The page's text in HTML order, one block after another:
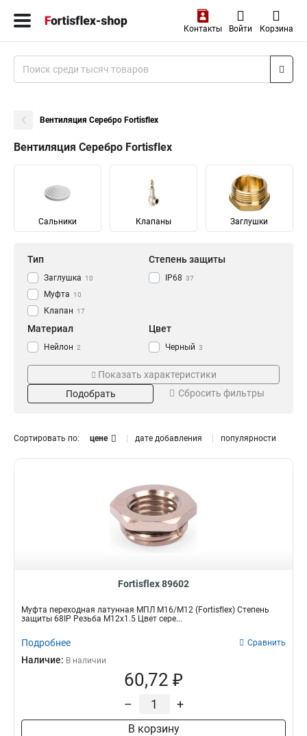
Контакты Войти Корзина
Вентиляция Серебро Fortisflex
Вентиляция Серебро Fortisflex
Сальники Клапаны Заглушки
Тип
Заглушка 10
Муфта 10
Клапан 17
Степень защиты
IP68 37
Материал
Нейлон 2
Сталь 3
Нержавеющая сталь
Цвет
Черный 3
Белый 8
Серебро 10
М16x1.5
М32x1.5
М6 5
М8
М25 2
М16 2
М25/М20
М32/М40
Показать характеристики
Подобрать
Сбросить фильтры
Сортировать по: цене дате добавления популярности
Fortisflex 89602
Муфта переходная латунная МПЛ М16/М12 (Fortisflex) Степень
защиты 68IP Резьба M12x1.5 Цвет сере...
Подробнее Сравнить
Наличие: В наличии
60,72 ₽
– +
В корзину